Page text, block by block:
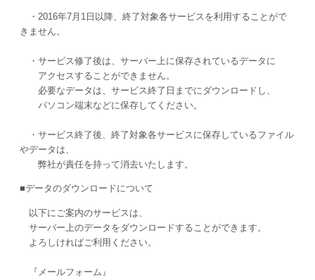
・2016年7月1日以降、終了対象各サービスを利用することがで
きません。
・サービス修了後は、サーバー上に保存されているデータに
アクセスすることができません。
必要なデータは、サービス終了日までにダウンロードし、
パソコン端末などに保存してください。
・サービス終了後、終了対象各サービスに保存しているファイル
やデータは、
弊社が責任を持って消去いたします。
■データのダウンロードについて
以下にご案内のサービスは、
サーバー上のデータをダウンロードすることができます。
よろしければご利用ください。
『メールフォーム』